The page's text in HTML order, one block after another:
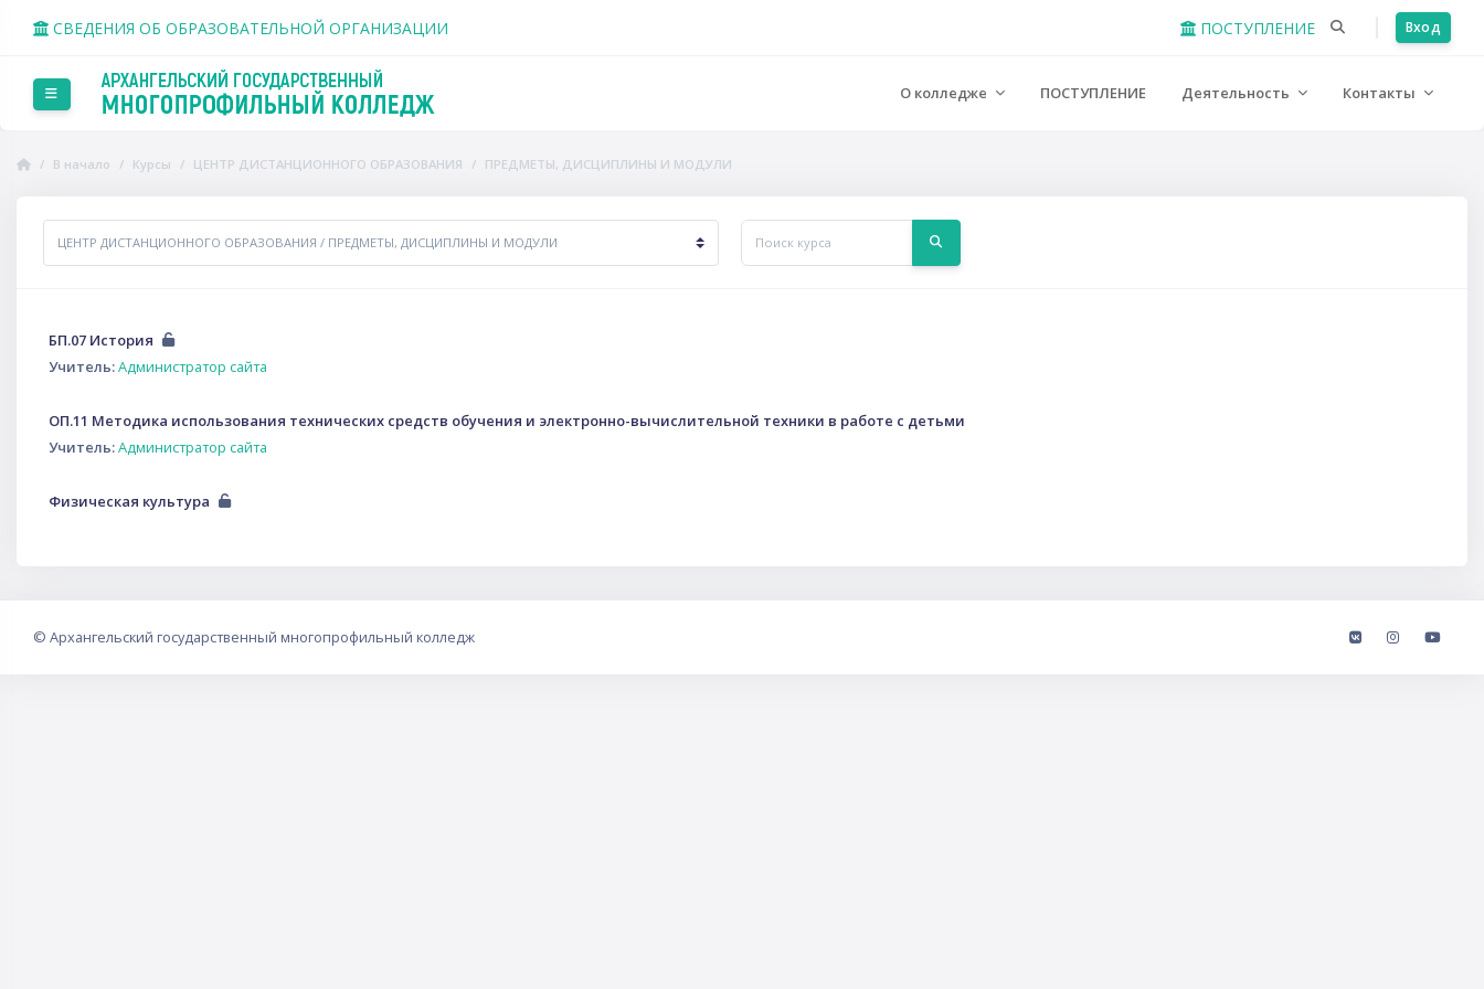
СВЕДЕНИЯ ОБ ОБРАЗОВАТЕЛЬНОЙ ОРГАНИЗАЦИИ ПОСТУПЛЕНИЕ Вход
Боковая панель О колледже ПОСТУПЛЕНИЕ Деятельность Контакты
В начало Курсы ЦЕНТР ДИСТАНЦИОННОГО ОБРАЗОВАНИЯ ПРЕДМЕТЫ, ДИСЦИПЛИНЫ И МОДУЛИ
курсов Поиск курса Поиск курса
БП.07 История
Учитель:Администратор сайта
ОП.11 Методика использования технических средств обучения и электронно-вычислительной техники в работе с детьми
Учитель:Администратор сайта
Физическая культура
© Архангельский государственный многопрофильный колледж